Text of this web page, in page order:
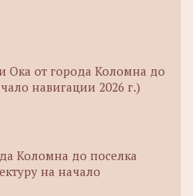
Ока от города Коломна до
навигации 2026 г.)
Коломна до поселка
на начало